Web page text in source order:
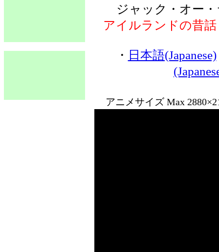
ジャック・オー
アイルランドの昔話
・ 日本語(Japanese)
アニメサイズ Max